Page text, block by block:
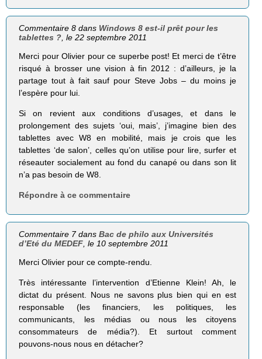
Commentaire 8 dans Windows 8 est-il prêt pour les
tablettes ? , le 22 septembre 2011
Merci pour Olivier pour ce superbe post! Et merci de t’être
risqué à brosser une vision à fin 2012 : d’ailleurs, je la
partage tout à fait sauf pour Steve Jobs – du moins je
l’espère pour lui.
Si on revient aux conditions d’usages, et dans le
prolongement des sujets ‘oui, mais’, j’imagine bien des
tablettes avec W8 en mobilité, mais je crois que les
tablettes ‘de salon’, celles qu’on utilise pour lire, surfer et
réseauter socialement au fond du canapé ou dans son lit
n’a pas besoin de W8.
Répondre à ce commentaire
Commentaire 7 dansBac de philo aux Universités
d’Eté du MEDEF , le 10 septembre 2011
Merci Olivier pour ce compte-rendu.
Très intéressante l’intervention d’Etienne Klein! Ah, le
dictat du présent. Nous ne savons plus bien qui en est
responsable (les financiers, les politiques, les
communicants, les médias ou nous les citoyens
consommateurs de média?). Et surtout comment
pouvons-nous nous en détacher?